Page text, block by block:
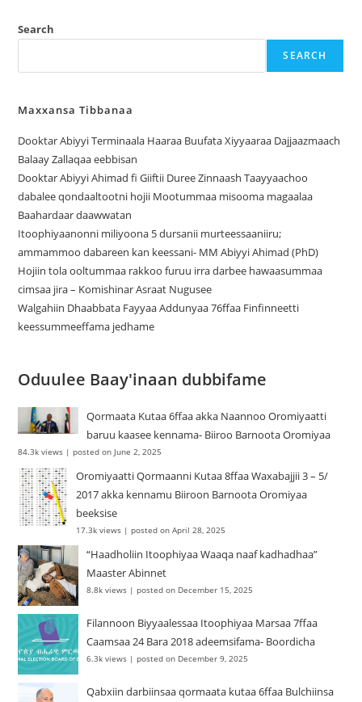
Search
SEARCH
Maxxansa Tibbanaa
Dooktar Abiyyi Terminaala Haaraa Buufata Xiyyaaraa Dajjaazmaach
Balaay Zallaqaa eebbisan
Dooktar Abiyyi Ahimad fi Giiftii Duree Zinnaash Taayyaachoo
dabalee qondaaltootni hojii Mootummaa misooma magaalaa
Baahardaar daawwatan
Itoophiyaanonni miliyoona 5 dursanii murteessaaniiru;
ammammoo dabareen kan keessani- MM Abiyyi Ahimad (PhD)
Hojiin tola ooltummaa rakkoo furuu irra darbee hawaasummaa
cimsaa jira – Komishinar Asraat Nugusee
Walgahiin Dhaabbata Fayyaa Addunyaa 76ffaa Finfinneetti
keessummeeffama jedhame
Oduulee Baay'inaan dubbifame
Qormaata Kutaa 6ffaa akka Naannoo Oromiyaatti
baruu kaasee kennama- Biiroo Barnoota Oromiyaa
84.3k views |posted on June 2, 2025
Oromiyaatti Qormaanni Kutaa 8ffaa Waxabajjii 3 – 5/
2017 akka kennamu Biiroon Barnoota Oromiyaa
beeksise
17.3k views |posted on April 28, 2025
“Haadholiin Itoophiyaa Waaqa naaf kadhadhaa”
Maaster Abinnet
8.8k views |posted on December 15, 2025
Filannoon Biyyaalessaa Itoophiyaa Marsaa 7ffaa
Caamsaa 24 Bara 2018 adeemsifama- Boordicha
6.3k views |posted on December 9, 2025
Qabxiin darbiinsaa qormaata kutaa 6ffaa Bulchiinsa